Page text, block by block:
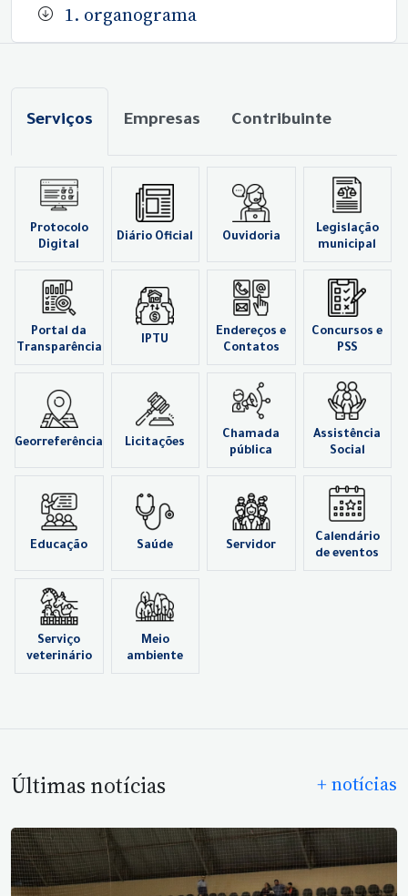
1. organograma
Serviços Empresas Contribuinte
Protocolo
Digital
Diário Oficial Ouvidoria
Legislação
municipal
Portal da
Transparência
IPTU
Endereços e
Contatos
Concursos e
PSS
Georreferência Licitações
Chamada
pública
Assistência
Social
Educação Saúde Servidor
Calendário
de eventos
Serviço
veterinário
Meio
ambiente
Últimas notícias + notícias